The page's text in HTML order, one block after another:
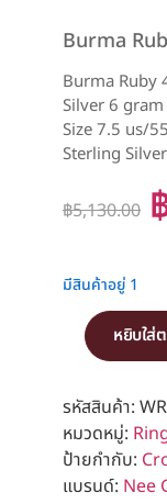
Burma
Burma Ruby
Silver 6 gram
Size 7.5 us/55
Sterling
฿5,130.00
มีสินค้าอยู่ 1
หยิบใส่
รหัสสินค้า:
หมวดหมู่:
ป้ายกำกับ:
แบรนด์: Nee